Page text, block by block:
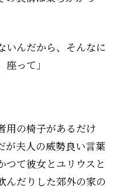
いんだから、そんなに
って」
用の椅子があるだけ
が夫人の威勢良い言葉
つて彼女とユリウスと
んだりした郊外の家の